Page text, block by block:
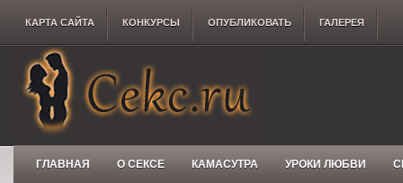
КАРТА САЙТА КОНКУРCЫ ОПУБЛИКОВАТЬ ГАЛЕРЕЯ
ГЛАВНАЯ О СЕКСЕ КАМАСУТРА УРОКИ ЛЮБВИ